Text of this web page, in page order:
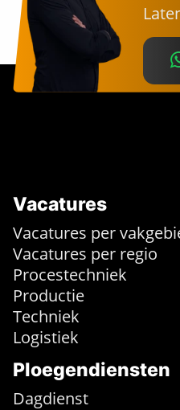
Vacatures
Vacatures per
Vacatures per regio
Procestechniek
Productie
Techniek
Logistiek
Ploegendiensten
Dagdienst